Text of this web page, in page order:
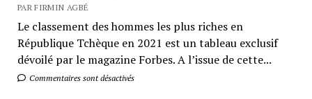
PAR FIRMIN AGBÉ
Le classement des hommes les plus riches en
République Tchèque en 2021 est un tableau exclusif
dévoilé par le magazine Forbes. A l’issue de cette...
Commentaires sont désactivés